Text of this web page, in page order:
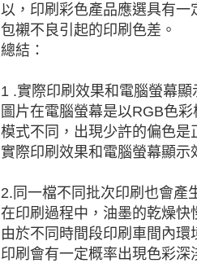
以，印刷彩色產品應選具有一
包襯不良引起的印刷色差。
總結：
1 .實際印刷效果和電腦螢幕顯
圖片在電腦螢幕是以RGB色
模式不同，出現少許的偏色
實際印刷效果和電腦螢幕顯示
2.同一檔不同批次印刷也會產
在印刷過程中，油墨的乾燥
由於不同時間段印刷車間內
印刷會有一定概率出現色彩深